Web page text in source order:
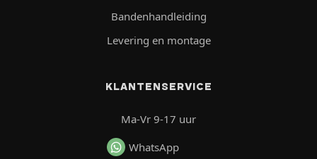
Bandenhandleiding
Levering en montage
KLANTENSERVICE
Ma-Vr 9-17 uur
WhatsApp